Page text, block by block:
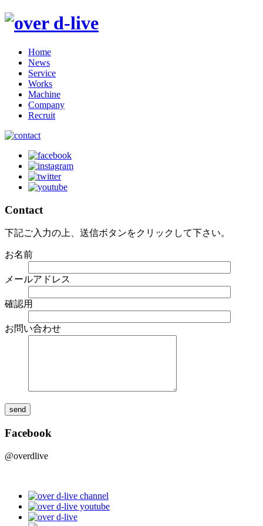
Home
News
Service
Works
Machine
Company
Recruit
Contact
下記ご入力の上、送信ボタンをクリックして下さい。
お名前
メールアドレス
確認用
お問い合わせ
Facebook
@overdlive